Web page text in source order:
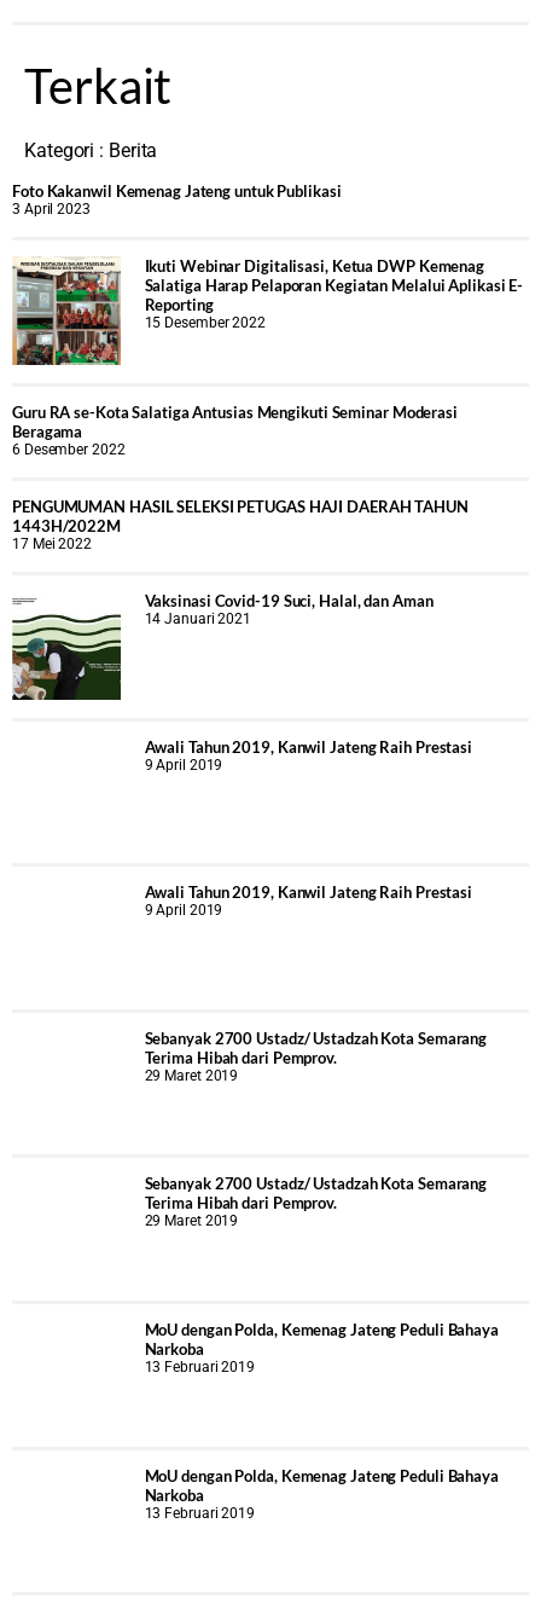
Terkait
Kategori : Berita
Foto Kakanwil Kemenag Jateng untuk Publikasi
3 April 2023
Ikuti Webinar Digitalisasi, Ketua DWP Kemenag
Salatiga Harap Pelaporan Kegiatan Melalui Aplikasi E-
Reporting
15 Desember 2022
Guru RA se-Kota Salatiga Antusias Mengikuti Seminar Moderasi
Beragama
6 Desember 2022
PENGUMUMAN HASIL SELEKSI PETUGAS HAJI DAERAH TAHUN
1443H/2022M
17 Mei 2022
Vaksinasi Covid-19 Suci, Halal, dan Aman
14 Januari 2021
Awali Tahun 2019, Kanwil Jateng Raih Prestasi
9 April 2019
Awali Tahun 2019, Kanwil Jateng Raih Prestasi
9 April 2019
Sebanyak 2700 Ustadz/ Ustadzah Kota Semarang
Terima Hibah dari Pemprov.
29 Maret 2019
Sebanyak 2700 Ustadz/ Ustadzah Kota Semarang
Terima Hibah dari Pemprov.
29 Maret 2019
MoU dengan Polda, Kemenag Jateng Peduli Bahaya
Narkoba
13 Februari 2019
MoU dengan Polda, Kemenag Jateng Peduli Bahaya
Narkoba
13 Februari 2019